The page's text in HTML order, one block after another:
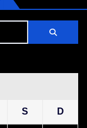
S D